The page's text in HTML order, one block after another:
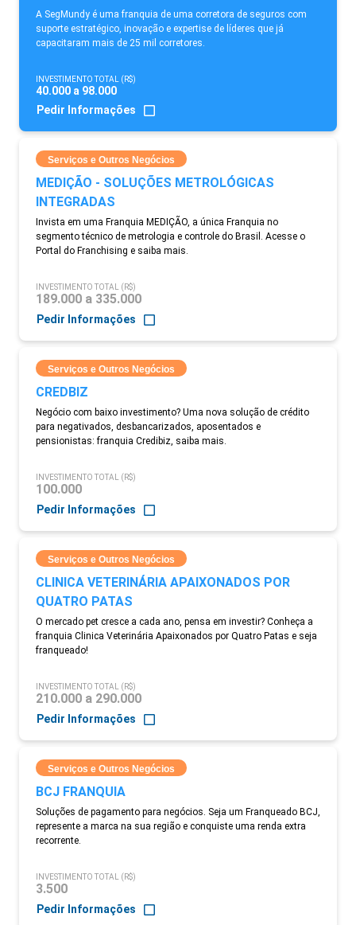
A SegMundy é uma franquia de uma corretora de seguros com
suporte estratégico, inovação e expertise de líderes que já
capacitaram mais de 25 mil corretores.
INVESTIMENTO TOTAL (R$)
40.000 a 98.000
Pedir Informações
Serviços e Outros Negócios
MEDIÇÃO - SOLUÇÕES METROLÓGICAS
INTEGRADAS
Invista em uma Franquia MEDIÇÃO, a única Franquia no
segmento técnico de metrologia e controle do Brasil. Acesse o
Portal do Franchising e saiba mais.
INVESTIMENTO TOTAL (R$)
189.000 a 335.000
Pedir Informações
Serviços e Outros Negócios
CREDBIZ
Negócio com baixo investimento? Uma nova solução de crédito
para negativados, desbancarizados, aposentados e
pensionistas: franquia Credibiz, saiba mais.
INVESTIMENTO TOTAL (R$)
100.000
Pedir Informações
Serviços e Outros Negócios
CLINICA VETERINÁRIA APAIXONADOS POR
QUATRO PATAS
O mercado pet cresce a cada ano, pensa em investir? Conheça a
franquia Clinica Veterinária Apaixonados por Quatro Patas e seja
franqueado!
INVESTIMENTO TOTAL (R$)
210.000 a 290.000
Pedir Informações
Serviços e Outros Negócios
BCJ FRANQUIA
Soluções de pagamento para negócios. Seja um Franqueado BCJ,
represente a marca na sua região e conquiste uma renda extra
recorrente.
INVESTIMENTO TOTAL (R$)
3.500
Pedir Informações